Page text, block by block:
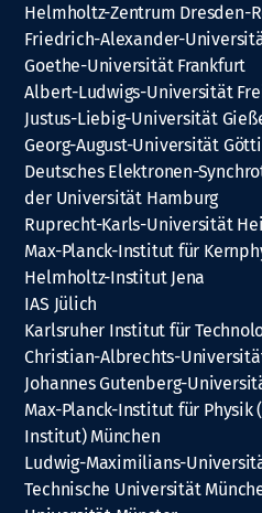
Helmholtz-Zentrum Dresden-
Friedrich-Alexander-
Goethe-Universität Frankfurt
Albert-Ludwigs-Universität
Justus-Liebig-Universität
Georg-August-Universität
Deutsches Elektronen-
der Universität Hamburg
Ruprecht-Karls-Universität
Max-Planck-Institut für
Helmholtz-Institut Jena
IAS Jülich
Karlsruher Institut für
Christian-Albrechts-
Johannes Gutenberg-
Max-Planck-Institut für Physik
Institut) München
Ludwig-Maximilians-
Technische Universität